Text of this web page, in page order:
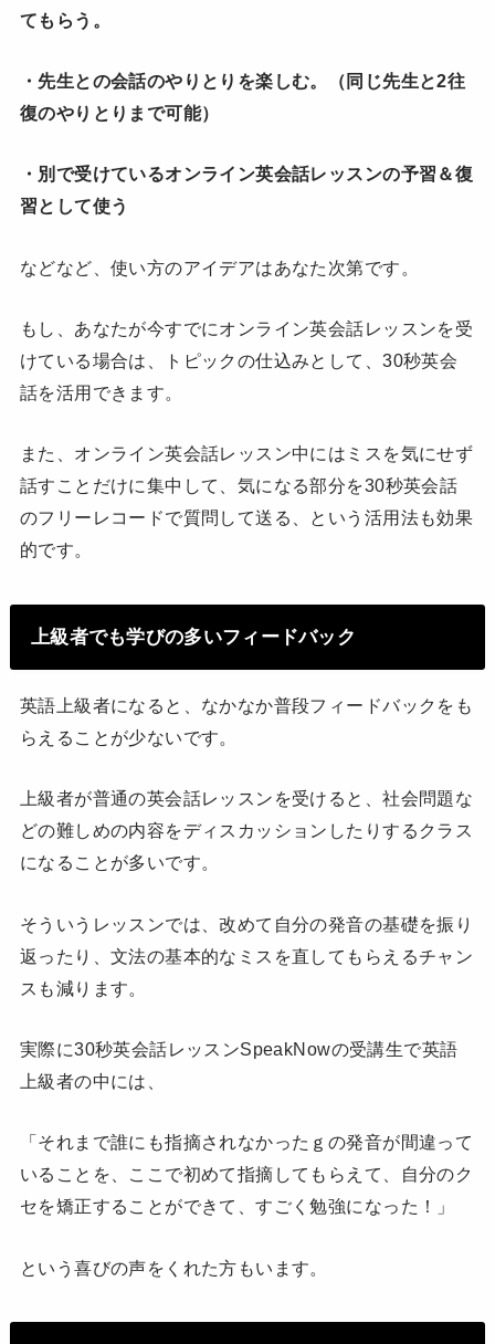
てもらう。
・先生との会話のやりとりを楽しむ。（同じ先生と2往
復のやりとりまで可能）
・別で受けているオンライン英会話レッスンの予習＆復
習として使う
などなど、使い方のアイデアはあなた次第です。
もし、あなたが今すでにオンライン英会話レッスンを受
けている場合は、トピックの仕込みとして、30秒英会
話を活用できます。
また、オンライン英会話レッスン中にはミスを気にせず
話すことだけに集中して、気になる部分を30秒英会話
のフリーレコードで質問して送る、という活用法も効果
的です。
上級者でも学びの多いフィードバック
英語上級者になると、なかなか普段フィードバックをも
らえることが少ないです。
上級者が普通の英会話レッスンを受けると、社会問題な
どの難しめの内容をディスカッションしたりするクラス
になることが多いです。
そういうレッスンでは、改めて自分の発音の基礎を振り
返ったり、文法の基本的なミスを直してもらえるチャン
スも減ります。
実際に30秒英会話レッスンSpeakNowの受講生で英語
上級者の中には、
「それまで誰にも指摘されなかったｇの発音が間違って
いることを、ここで初めて指摘してもらえて、自分のク
セを矯正することができて、すごく勉強になった！」
という喜びの声をくれた方もいます。